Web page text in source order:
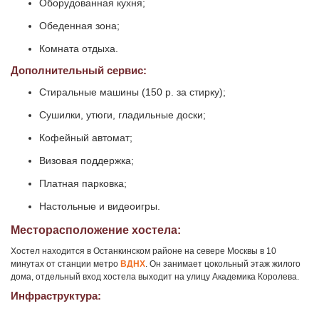
Оборудованная кухня;
Обеденная зона;
Комната отдыха.
Дополнительный сервис:
Стиральные машины (150 р. за стирку);
Сушилки, утюги, гладильные доски;
Кофейный автомат;
Визовая поддержка;
Платная парковка;
Настольные и видеоигры.
Месторасположение хостела:
Хостел находится в Останкинском районе на севере Москвы в 10
минутах от станции метро ВДНХ. Он занимает цокольный этаж жилого
дома, отдельный вход хостела выходит на улицу Академика Королева.
Инфраструктура: